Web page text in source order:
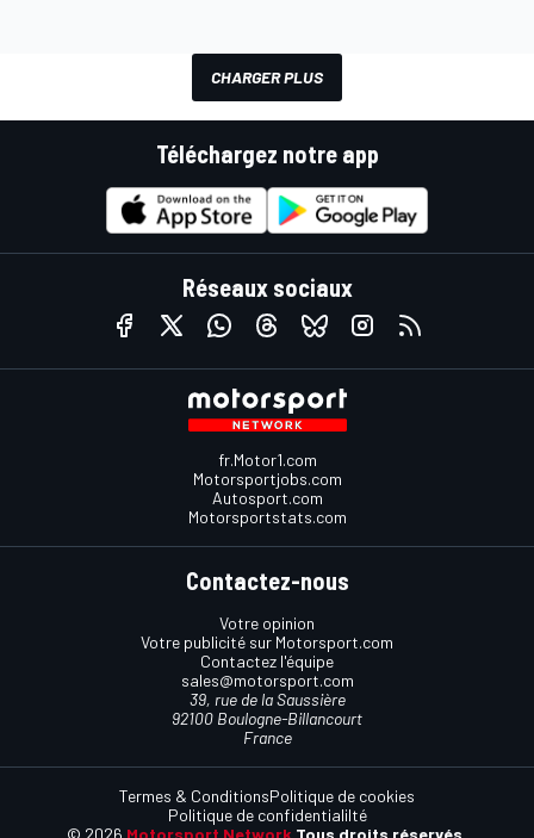
CHARGER PLUS
Téléchargez notre app
Réseaux sociaux
fr.Motor1.com
Motorsportjobs.com
Autosport.com
Motorsportstats.com
Contactez-nous
Votre opinion
Votre publicité sur Motorsport.com
Contactez l'équipe
sales@motorsport.com
39, rue de la Saussière
92100 Boulogne-Billancourt
France
© 2026 Motorsport Network Tous droits réservés.
Termes & ConditionsPolitique de cookies
Politique de confidentialilté